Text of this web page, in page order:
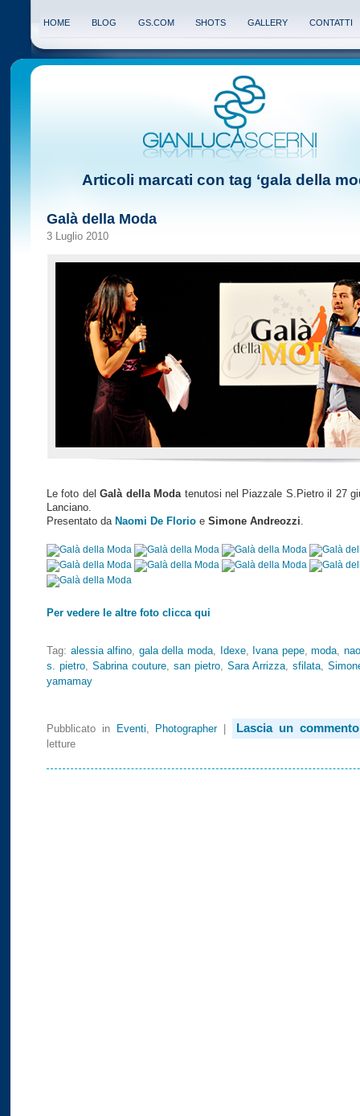
HOME BLOG GS.COM SHOTS GALLERY CONTATTI
Articoli marcati con tag ‘gala della
Galà della Moda
3 Luglio 2010
Le foto delGalà della Moda tenutosi nel Piazzale S.Pietro il 27
Lanciano.
Presentato da Naomi De Florio e Simone Andreozzi
Per vedere le altre foto clicca qui
Tag: alessia alfino gala della moda, Idexe, Ivana pepe,moda
s. pietro
Sabrina couture san pietro Sara Arrizza sfilata
yamamay
Pubblicato in Eventi Photographer| Lascia un
letture